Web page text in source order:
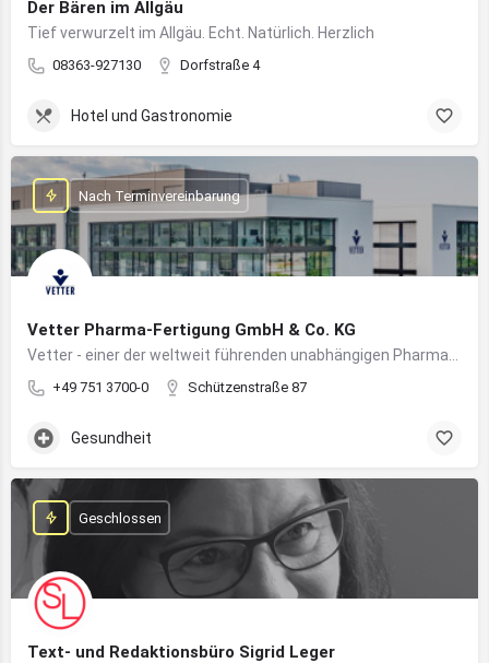
Der Bären im Allgäu
Tief verwurzelt im Allgäu. Echt. Natürlich. Herzlich
08363-927130 Dorfstraße 4
Hotel und Gastronomie
Vetter Pharma-Fertigung GmbH & Co. KG
+49 751 3700-0 Schützenstraße 87
Nach Terminvereinbarung
Gesundheit
Text- und Redaktionsbüro Sigrid Leger
Geschlossen